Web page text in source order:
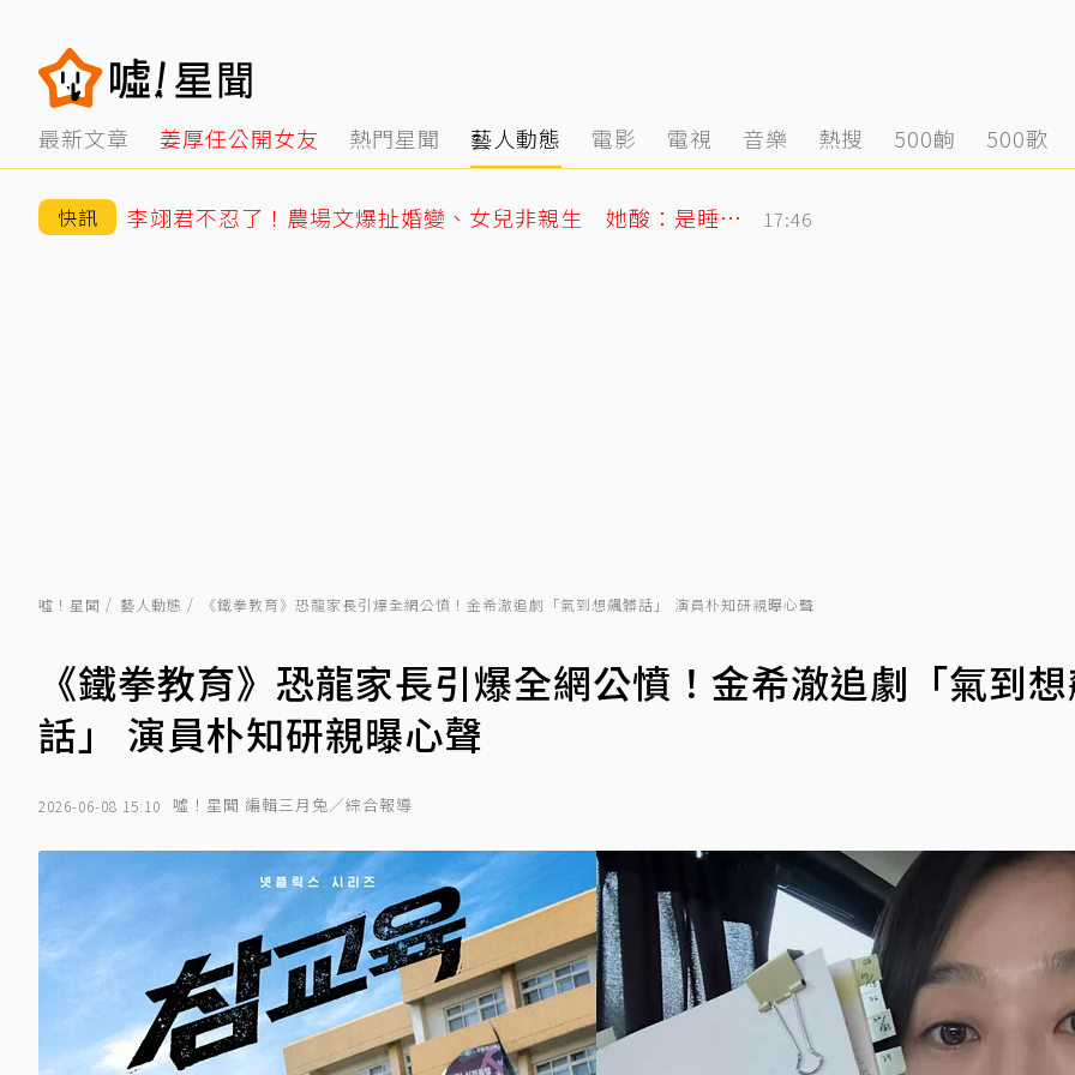
最新文章 姜厚任公開女友 熱門星聞 藝人動態 電影 電視 音樂 熱搜 500齣 500歌
快訊 李翊君不忍了！農場文爆扯婚變、女兒非親生 她酸：是睡我床底下？ 17:46
噓！星聞 藝人動態 《鐵拳教育》恐龍家長引爆全網公憤！金希澈追劇「氣到想飆髒話」 演員朴知研親曝心聲
《鐵拳教育》恐龍家長引爆全網公憤！金希澈追劇「氣到
話」 演員朴知研親曝心聲
2026-06-08 15:10 噓！星聞 編輯三月兔／綜合報導